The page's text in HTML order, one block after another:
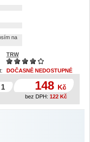
na
TRW
DOČASNĚ NEDOSTUPNÉ
148 Kč
bez DPH: 122 Kč